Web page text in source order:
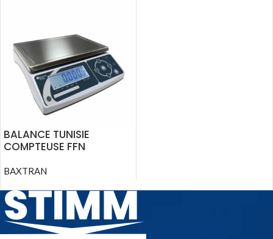
BALANCE TUNISIE
COMPTEUSE FFN
BAXTRAN